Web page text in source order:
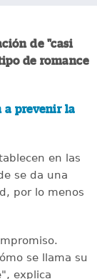
de "casi
de romance
a prevenir la
en las
se da una
por lo menos
se llama su
explica